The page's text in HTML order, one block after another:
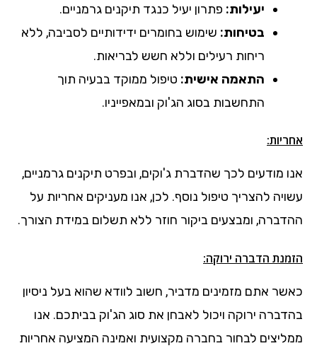
יעילות: פתרון יעיל כנגד תיקנים גרמניים.
בטיחות: שימוש בחומרים ידידותיים לסביבה, ללא
ריחות רעילים וללא חשש לבריאות.
התאמה אישית: טיפול ממוקד בבעיה תוך
התחשבות בסוג הג'וק ובמאפייניו.
אחריות:
אנו מודעים לכך שהדברת ג'וקים, ובפרט תיקנים גרמניים,
עשויה להצריך טיפול נוסף. לכן, אנו מעניקים אחריות על
ההדברה, ומבצעים ביקור חוזר ללא תשלום במידת הצורך.
הזמנת הדברה ירוקה:
כאשר אתם מזמינים מדביר, חשוב לוודא שהוא בעל ניסיון
בהדברה ירוקה ויכול לאבחן את סוג הג'וק בביתכם. אנו
ממליצים לבחור בחברה מקצועית ואמינה המציעה אחריות